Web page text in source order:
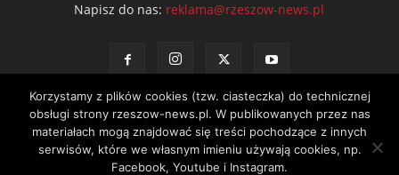
Napisz do nas: reklama@rzeszow-news.pl
Kontakt Polityka prywatności Regulamin portalu
Korzystamy z plików cookies (tzw. ciasteczka) do technicznej
obsługi strony rzeszow-news.pl. W publikowanych przez nas
materiałach mogą znajdować się treści pochodzące z innych
serwisów, które we własnym imieniu używają cookies, np.
Facebook, Youtube i Instagram.